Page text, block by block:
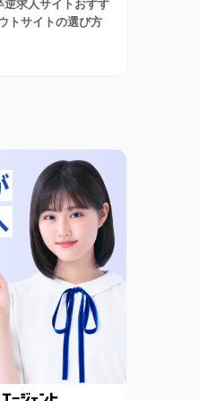
逆求人サイトおすす
トサイトの選び方